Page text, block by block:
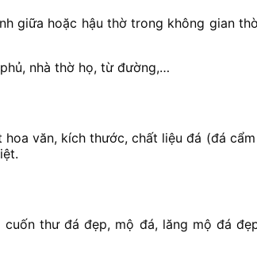
giữa hoặc hậu thờ trong không gian
nhà thờ họ, từ đường,…
văn, kích thước, chất liệu đá (đá
thư đá đẹp, mộ đá, lăng mộ đá